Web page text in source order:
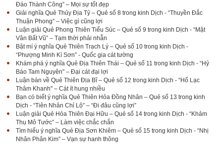
Đáo Thành Công” – Mọi sự tốt đẹp
Giải nghĩa Quẻ Thủy Địa Tỷ – Quẻ số 8 trong kinh Dịch - “Thuyền Đắc
Thuận Phong” – Việc gì cũng lợi
Luận giải Quẻ Phong Thiên Tiểu Súc – Quẻ số 9 trong kinh Dịch - “Mật
Vân Bất Vũ” – Tạm thời phải nhẫn
Bật mí ý nghĩa Quẻ Thiên Trạch Lý – Quẻ số 10 trong kinh Dịch -
“Phượng Minh Kì Sơn” - Quốc gia cát tường
Khám phá ý nghĩa Quẻ Địa Thiên Thái – Quẻ số 11 trong kinh Dịch - “Hỷ
Báo Tam Nguyên" – Đại cát đại lợi
Luận bàn về Quẻ Thiên Địa Bĩ – Quẻ số 12 trong kinh Dịch - “Hổ Lạc
Thâm Khanh" – Cát ít hung nhiều
Bạn có biết ý nghĩa Quẻ Thiên Hỏa Đồng Nhân – Quẻ số 13 trong kinh
Dịch - “Tiên Nhân Chỉ Lộ” – “Đi đâu cũng lợi”
Luận giải Quẻ Hỏa Thiên Đại Hữu – Quẻ số 14 trong kinh Dịch - “Khảm
Thụ Mô Tước” – Làm việc chắc chắn
Tìm hiểu ý nghĩa Quẻ Địa Sơn Khiêm – Quẻ số 15 trong kinh Dịch - “Nhị
Nhân Phân Kim” – Vạn sự hanh thông